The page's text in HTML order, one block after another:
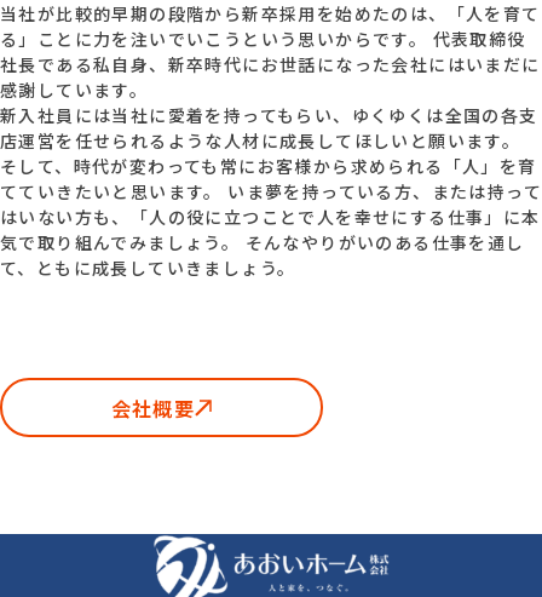
当社が比較的早期の段階から新卒採用を始めたのは、「人を育て
る」ことに力を注いでいこうという思いからです。 代表取締役
社長である私自身、新卒時代にお世話になった会社にはいまだに
感謝しています。
新入社員には当社に愛着を持ってもらい、ゆくゆくは全国の各支
店運営を任せられるような人材に成長してほしいと願います。
そして、時代が変わっても常にお客様から求められる「人」を育
てていきたいと思います。 いま夢を持っている方、または持って
はいない方も、「人の役に立つことで人を幸せにする仕事」に本
気で取り組んでみましょう。 そんなやりがいのある仕事を通し
て、ともに成長していきましょう。
会社概要